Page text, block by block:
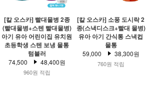
[칼 오스카] 빨대물병 2종
(빨대물병+스텐 빨대물병)
아기 유아 어린이집 유치원
초등학생 스텐 보냉 물통
텀블러
74,500 48,400원
960원 적립
[칼 오스카] 소풍 도시락 2
종(스낵디스크+빨대 물병)
유아 아기 간식통 스낵컵
물통
59,000 38,300원
760원 적립